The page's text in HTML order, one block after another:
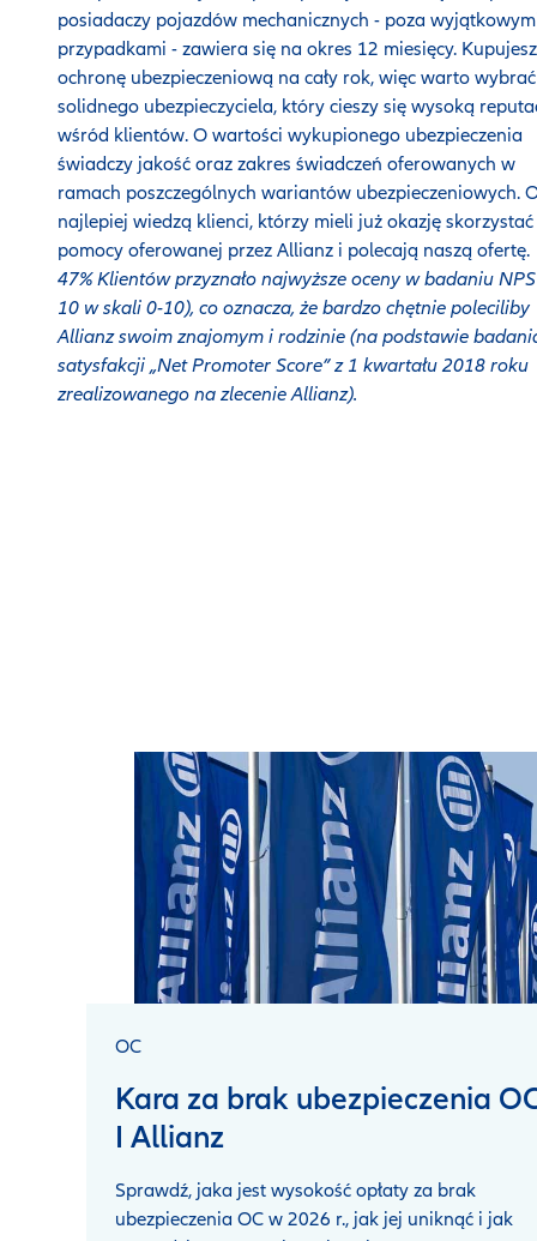
posiadaczy pojazdów mechanicznych - poza
przypadkami - zawiera się na okres 12 miesięcy. Kupujesz
ochronę ubezpieczeniową na cały rok, więc warto wybrać
solidnego ubezpieczyciela, który cieszy się wysoką
wśród klientów. O wartości wykupionego ubezpieczenia
świadczy jakość oraz zakres świadczeń oferowanych w
ramach poszczególnych wariantów ubezpieczeniowych.
najlepiej wiedzą klienci, którzy mieli już okazję skorzystać
pomocy oferowanej przez Allianz i polecają naszą ofertę.
47% Klientów przyznało najwyższe oceny w badaniu
10 w skali 0-10), co oznacza, że bardzo chętnie poleciliby
Allianz swoim znajomym i rodzinie (na podstawie
satysfakcji „Net Promoter Score” z 1 kwartału 2018 roku
zrealizowanego na zlecenie Allianz).
OC
Kara za brak ubezpieczenia
I Allianz
Sprawdź, jaka jest wysokość opłaty za brak
ubezpieczenia OC w 2026 r., jak jej uniknąć i jak